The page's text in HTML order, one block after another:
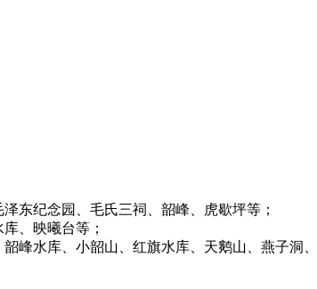
东纪念园、毛氏三祠、韶峰、虎歇坪等；
、映曦台等；
峰水库、小韶山、红旗水库、天鹅山、燕子洞